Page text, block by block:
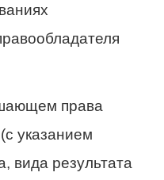
права
указанием
вида результата